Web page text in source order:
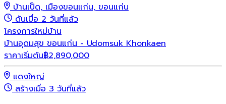
บ้านเป็ด, เมืองขอนแก่น, ขอนแก่น
ดันเมื่อ 2 วันที่แล้ว
โครงการใหม่บ้าน
บ้านอุดมสุข ขอนแก่น - Udomsuk Khonkaen
ราคาเริ่มต้น฿2,890,000
แดงใหญ่
สร้างเมื่อ 3 วันที่แล้ว